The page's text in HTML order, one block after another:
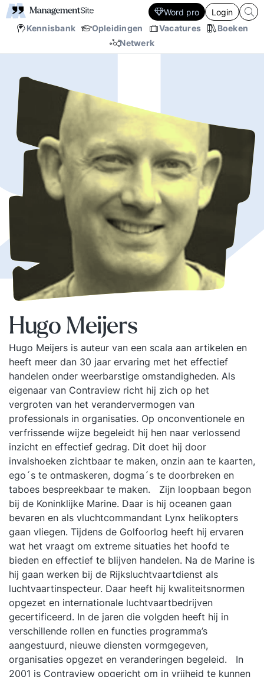
Kennisbank Opleidingen Vacatures
Boeken
Netwerk
Word pro Login
Hugo Meijers
Hugo Meijers is auteur van een scala aan artikelen en
heeft meer dan 30 jaar ervaring met het effectief
handelen onder weerbarstige omstandigheden. Als
eigenaar van Contraview richt hij zich op het
vergroten van het verandervermogen van
professionals in organisaties. Op onconventionele en
verfrissende wijze begeleidt hij hen naar verlossend
inzicht en effectief gedrag. Dit doet hij door
invalshoeken zichtbaar te maken, onzin aan te kaarten,
ego´s te ontmaskeren, dogma´s te doorbreken en
taboes bespreekbaar te maken. Zijn loopbaan begon
bij de Koninklijke Marine. Daar is hij oceanen gaan
bevaren en als vluchtcommandant Lynx helikopters
gaan vliegen. Tijdens de Golfoorlog heeft hij ervaren
wat het vraagt om extreme situaties het hoofd te
bieden en effectief te blijven handelen. Na de Marine is
hij gaan werken bij de Rijksluchtvaartdienst als
luchtvaartinspecteur. Daar heeft hij kwaliteitsnormen
opgezet en internationale luchtvaartbedrijven
gecertificeerd. In de jaren die volgden heeft hij in
verschillende rollen en functies programma’s
aangestuurd, nieuwe diensten vormgegeven,
organisaties opgezet en veranderingen begeleid. In
2001 is Contraview opgericht om in vrijheid te kunnen